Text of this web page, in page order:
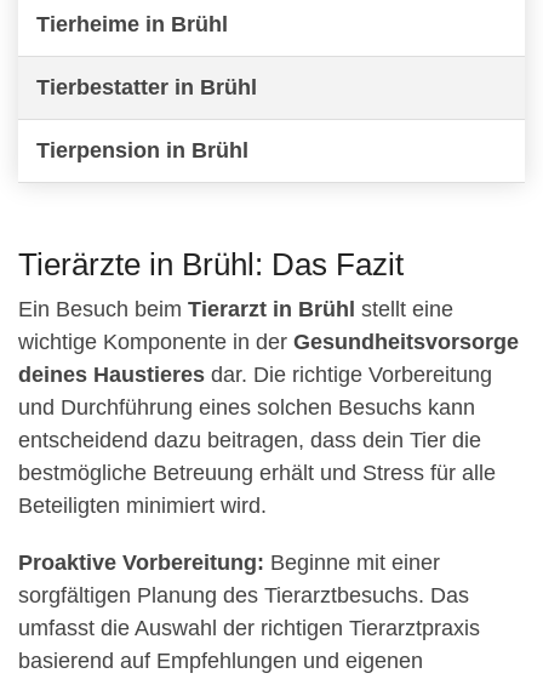
Tierheime in Brühl
Tierbestatter in Brühl
Tierpension in Brühl
Tierärzte in Brühl: Das Fazit
Ein Besuch beim Tierarzt in Brühl stellt eine
wichtige Komponente in der Gesundheitsvorsorge
deines Haustieres dar. Die richtige Vorbereitung
und Durchführung eines solchen Besuchs kann
entscheidend dazu beitragen, dass dein Tier die
bestmögliche Betreuung erhält und Stress für alle
Beteiligten minimiert wird.
Proaktive Vorbereitung: Beginne mit einer
sorgfältigen Planung des Tierarztbesuchs. Das
umfasst die Auswahl der richtigen Tierarztpraxis
basierend auf Empfehlungen und eigenen